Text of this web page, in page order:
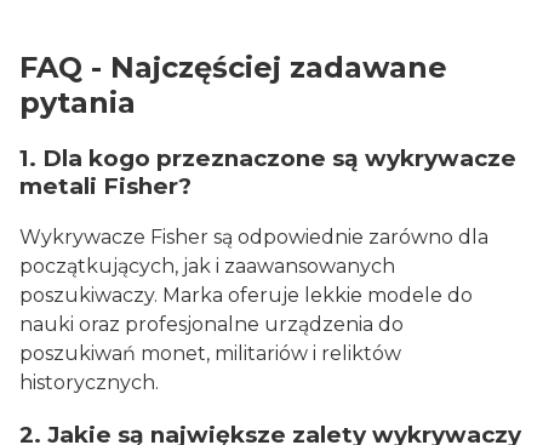
FAQ - Najczęściej zadawane
pytania
1. Dla kogo przeznaczone są wykrywacze
metali Fisher?
Wykrywacze Fisher są odpowiednie zarówno dla
początkujących, jak i zaawansowanych
poszukiwaczy. Marka oferuje lekkie modele do
nauki oraz profesjonalne urządzenia do
poszukiwań monet, militariów i reliktów
historycznych.
2. Jakie są największe zalety wykrywaczy